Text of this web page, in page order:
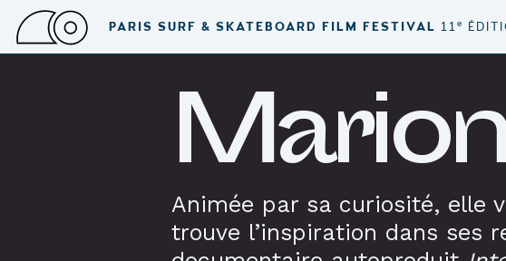
PARIS SURF & SKATEBOARD FILM FESTIVAL 11e
Animée par sa curiosité, elle
trouve l’inspiration dans ses